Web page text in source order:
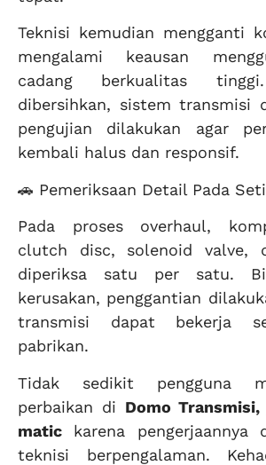
Teknisi kemudian mengganti
mengalami keausan
cadang berkualitas
dibersihkan, sistem transmisi
pengujian dilakukan agar
kembali halus dan responsif.
🚗 Pemeriksaan Detail Pada
Pada proses overhaul,
clutch disc, solenoid valve,
diperiksa satu per satu.
kerusakan, penggantian
transmisi dapat bekerja
pabrikan.
Tidak sedikit pengguna
perbaikan di Domo
matic karena pengerjaannya
teknisi berpengalaman.